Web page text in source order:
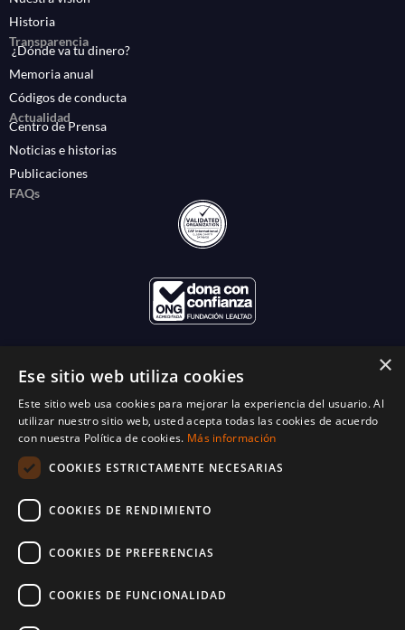
Historia
Transparencia
¿Dónde va tu dinero?
Memoria anual
Códigos de conducta
Actualidad
Centro de Prensa
Noticias e historias
Publicaciones
FAQs
×
Ese sitio web utiliza cookies
Este sitio web usa cookies para mejorar la experiencia del usuario. Al
utilizar nuestro sitio web, usted acepta todas las cookies de acuerdo
con nuestra Política de cookies. Más información
COOKIES ESTRICTAMENTE NECESARIAS
COOKIES DE RENDIMIENTO
COOKIES DE PREFERENCIAS
COOKIES DE FUNCIONALIDAD